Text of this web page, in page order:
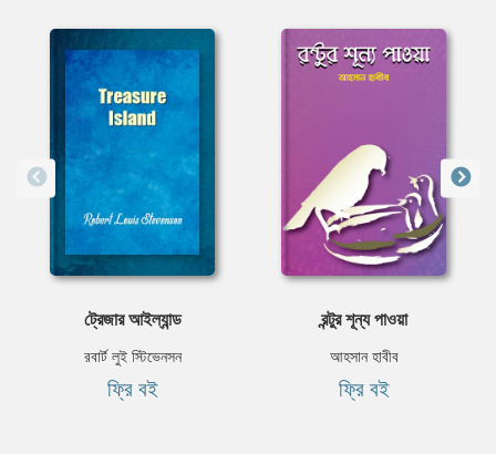
ট্রেজার আইল্যান্ড
রবার্ট লুই স্টিভেনসন
ফ্রি বই
রন্টুর শূন্য পাওয়া
আহসান হাবীব
ফ্রি বই